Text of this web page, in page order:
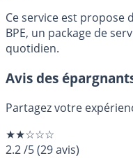
Ce service est propose
BPE, un package de
quotidien.
Avis des
Partagez votre
★★☆☆☆
2.2/5(29avis)